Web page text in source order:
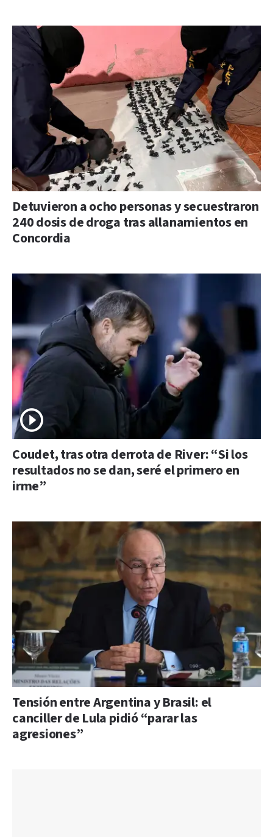
Detuvieron a ocho personas y secuestraron
240 dosis de droga tras allanamientos en
Concordia
Coudet, tras otra derrota de River: “Si los
resultados no se dan, seré el primero en
irme”
Tensión entre Argentina y Brasil: el
canciller de Lula pidió “parar las
agresiones”